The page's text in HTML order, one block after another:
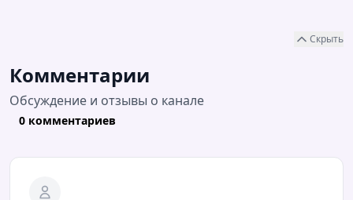
Скрыть
Комментарии
Обсуждение и отзывы о канале
0 комментариев